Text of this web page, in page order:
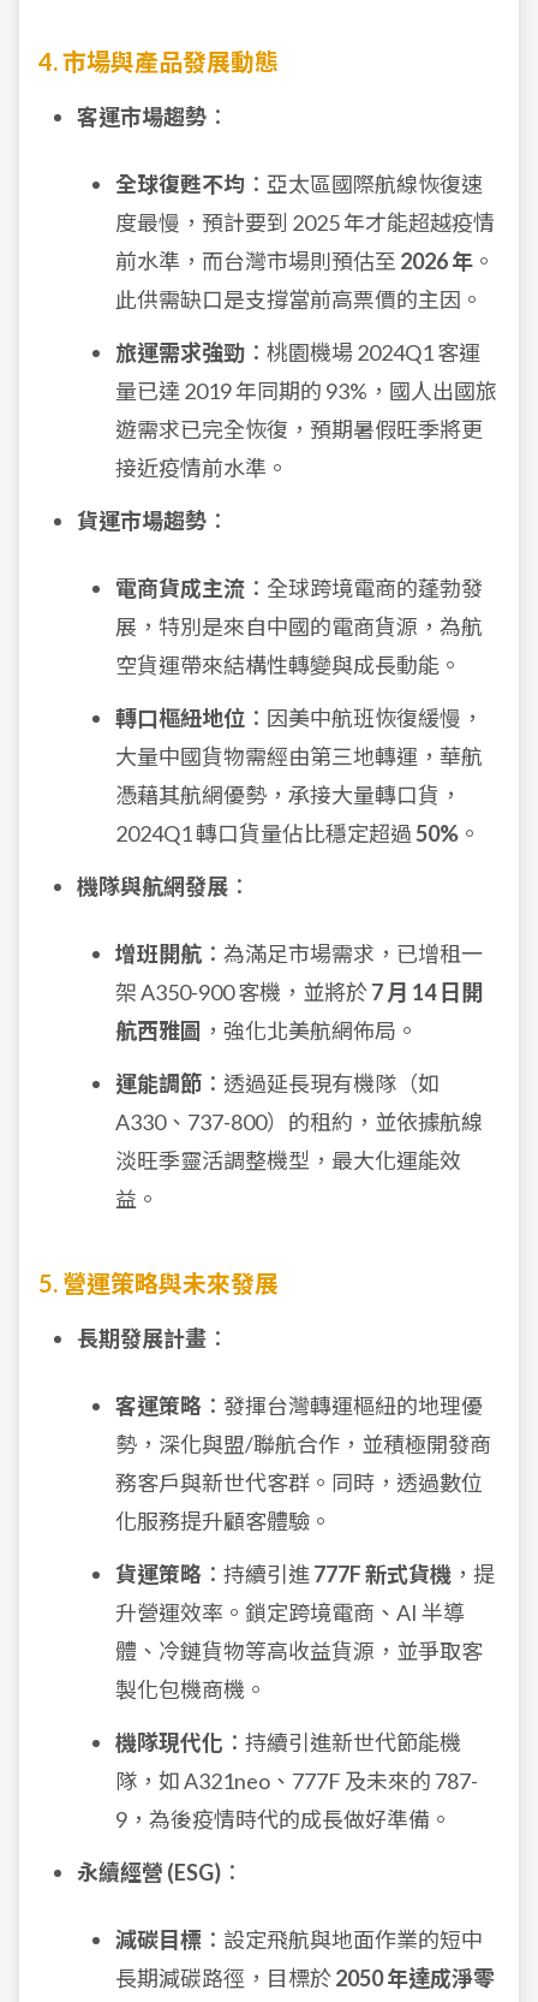
4. 市場與產品發展動態
客運市場趨勢 ：
全球復甦不均 ：亞太區國際航線恢復速
度最慢，預計要到 2025 年才能超越疫情
前水準，而台灣市場則預估至 2026 年 。
此供需缺口是支撐當前高票價的主因。
旅運需求強勁 ：桃園機場 2024Q1 客運
量已達 2019 年同期的 93%，國人出國旅
遊需求已完全恢復，預期暑假旺季將更
接近疫情前水準。
貨運市場趨勢 ：
電商貨成主流 ：全球跨境電商的蓬勃發
展，特別是來自中國的電商貨源，為航
空貨運帶來結構性轉變與成長動能。
轉口樞紐地位 ：因美中航班恢復緩慢，
大量中國貨物需經由第三地轉運，華航
憑藉其航網優勢，承接大量轉口貨，
2024Q1 轉口貨量佔比穩定超過50% 。
機隊與航網發展 ：
增班開航 ：為滿足市場需求，已增租一
架 A350-900 客機，並將於7 月 14 日開
航西雅圖 ，強化北美航網佈局。
運能調節 ：透過延長現有機隊（如
A330、737-800）的租約，並依據航線
淡旺季靈活調整機型，最大化運能效
益。
5. 營運策略與未來發展
長期發展計畫 ：
客運策略 ：發揮台灣轉運樞紐的地理優
勢，深化與盟/聯航合作，並積極開發商
務客戶與新世代客群。同時，透過數位
化服務提升顧客體驗。
貨運策略 ：持續引進777F 新式貨機 ，提
升營運效率。鎖定跨境電商、AI 半導
體、冷鏈貨物等高收益貨源，並爭取客
製化包機商機。
機隊現代化 ：持續引進新世代節能機
隊，如 A321neo、777F 及未來的 787-
9，為後疫情時代的成長做好準備。
永續經營 (ESG) ：
減碳目標 ：設定飛航與地面作業的短中
長期減碳路徑，目標於2050 年達成淨零